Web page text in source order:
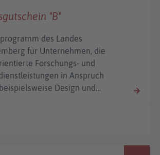
"B"
des Landes
für Unternehmen, die
Forschungs- und
in Anspruch
Design und…